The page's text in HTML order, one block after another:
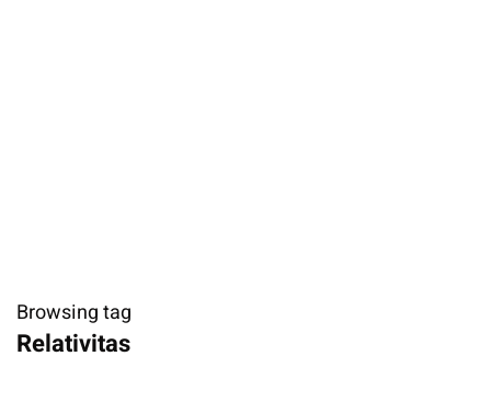
Browsing tag
Relativitas